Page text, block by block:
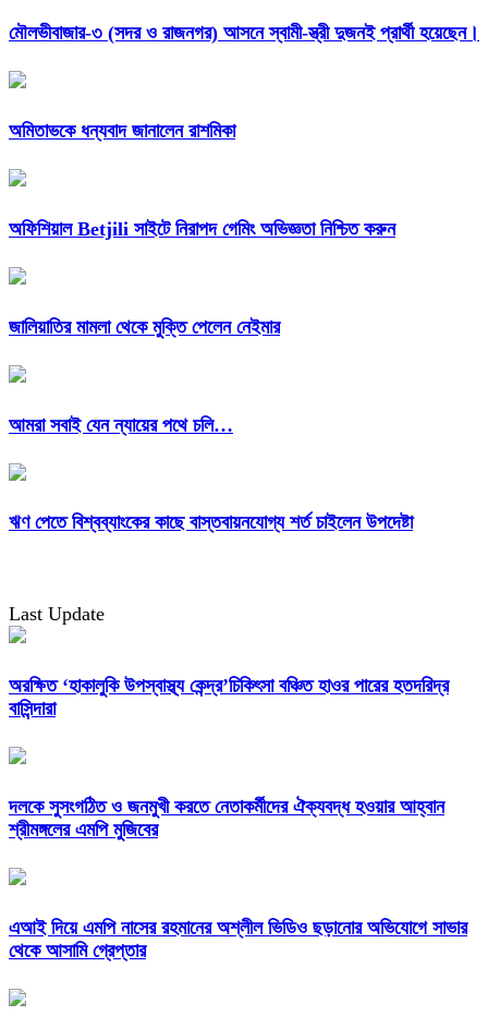
মৌলভীবাজার-৩ (সদর ও রাজনগর) আসনে স্বামী-স্ত্রী দুজনই প্রার্থী হয়েছেন।
অমিতাভকে ধন্যবাদ জানালেন রাশমিকা
অফিশিয়াল Betjili সাইটে নিরাপদ গেমিং অভিজ্ঞতা নিশ্চিত করুন
জালিয়াতির মামলা থেকে মুক্তি পেলেন নেইমার
আমরা সবাই যেন ন্যায়ের পথে চলি…
ঋণ পেতে বিশ্বব্যাংকের কাছে বাস্তবায়নযোগ্য শর্ত চাইলেন উপদেষ্টা
Last Update
অরক্ষিত ‘হাকালুকি উপস্বাস্থ্য কেন্দ্র’চিকিৎসা বঞ্চিত হাওর পারের হতদরিদ্র
বাসিন্দারা
দলকে সুসংগঠিত ও জনমুখী করতে নেতাকর্মীদের ঐক্যবদ্ধ হওয়ার আহ্বান
শ্রীমঙ্গলের এমপি মুজিবের
এআই দিয়ে এমপি নাসের রহমানের অশ্লীল ভিডিও ছড়ানোর অভিযোগে সাভার
থেকে আসামি গ্রেপ্তার